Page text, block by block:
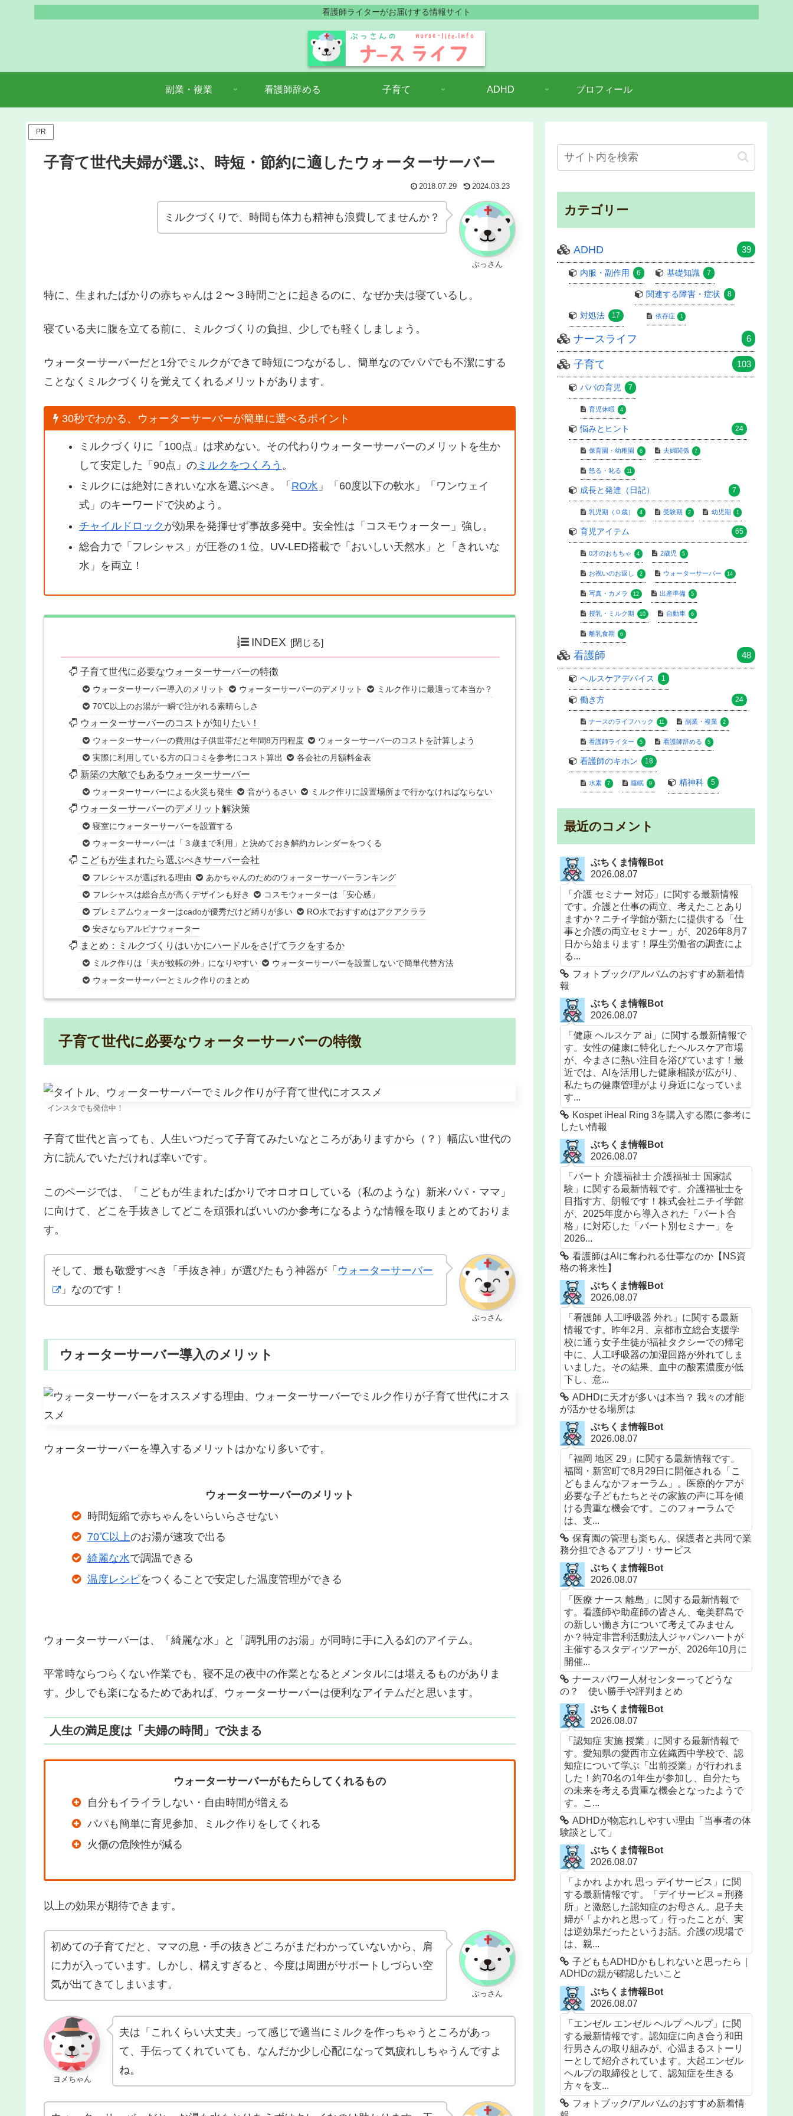
看護師ライターがお届けする情報サイト
副業・複業 看護師辞める 子育て ADHD プロフィール
PR
子育て世代夫婦が選ぶ、時短・節約に適したウォーターサーバー
2018.07.29 2024.03.23
ぶっさん
ミルクづくりで、時間も体力も精神も浪費してませんか？
特に、生まれたばかりの赤ちゃんは２〜３時間ごとに起きるのに、なぜか夫は寝ているし。
寝ている夫に腹を立てる前に、ミルクづくりの負担、少しでも軽くしましょう。
ウォーターサーバーだと1分でミルクができて時短につながるし、簡単なのでパパでも不潔にする
ことなくミルクづくりを覚えてくれるメリットがあります。
30秒でわかる、ウォーターサーバーが簡単に選べるポイント
ミルクづくりに「100点」は求めない。その代わりウォーターサーバーのメリットを生か
して安定した「90点」のミルクをつくろう 。
ミルクには絶対にきれいな水を選ぶべき。「 RO水 」「60度以下の軟水」「ワンウェイ
式」のキーワードで決めよう。
チャイルドロック が効果を発揮せず事故多発中。安全性は「コスモウォーター」強し。
総合力で「フレシャス」が圧巻の１位。UV-LED搭載で「おいしい天然水」と「きれいな
水」を両立！
INDEX
子育て世代に必要なウォーターサーバーの特徴
ウォーターサーバー導入のメリット ウォーターサーバーのデメリット
ミルク作りに最適って本当か？
70℃以上のお湯が一瞬で注がれる素晴らしさ
ウォーターサーバーのコストが知りたい！
ウォーターサーバーの費用は子供世帯だと年間8万円程度
ウォーターサーバーのコストを計算しよう
実際に利用している方の口コミを参考にコスト算出
各会社の月額料金表
新築の大敵でもあるウォーターサーバー
ウォーターサーバーによる火災も発生 音がうるさい ミルク作りに設置場所まで行かなければならない
ウォーターサーバーのデメリット解決策
寝室にウォーターサーバーを設置する
ウォーターサーバーは「３歳まで利用」と決めておき解約カレンダーをつくる
こどもが生まれたら選ぶべきサーバー会社
フレシャスが選ばれる理由
あかちゃんのためのウォーターサーバーランキング
フレシャスは総合点が高くデザインも好き
コスモウォーターは「安心感」
プレミアムウォーターはcadoが優秀だけど縛りが多い
RO水でおすすめはアクアクララ
安さならアルピナウォーター
まとめ：ミルクづくりはいかにハードルをさげてラクをするか
ミルク作りは「夫が蚊帳の外」になりやすい
ウォーターサーバーを設置しないで簡単代替方法
ウォーターサーバーとミルク作りのまとめ
子育て世代に必要なウォーターサーバーの特徴
インスタでも発信中！
子育て世代と言っても、人生いつだって子育てみたいなところがありますから（？）幅広い世代の
方に読んでいただければ幸いです。
このページでは、「こどもが生まれたばかりでオロオロしている（私のような）新米パパ・ママ」
に向けて、どこを手抜きしてどこを頑張ればいいのか参考になるような情報を取りまとめておりま
す。
ぶっさん
そして、最も敬愛すべき「手抜き神」が選びたもう神器が「 ウォーターサーバー
」なのです！
ウォーターサーバー導入のメリット
ウォーターサーバーを導入するメリットはかなり多いです。
ウォーターサーバーのメリット
時間短縮で赤ちゃんをいらいらさせない
70℃以上のお湯が速攻で出る
綺麗な水で調温できる
温度レシピをつくることで安定した温度管理ができる
ウォーターサーバーは、「綺麗な水」と「調乳用のお湯」が同時に手に入る幻のアイテム。
平常時ならつらくない作業でも、寝不足の夜中の作業となるとメンタルには堪えるものがありま
す。少しでも楽になるためであれば、ウォーターサーバーは便利なアイテムだと思います。
人生の満足度は「夫婦の時間」で決まる
ウォーターサーバーがもたらしてくれるもの
自分もイライラしない・自由時間が増える
パパも簡単に育児参加、ミルク作りをしてくれる
火傷の危険性が減る
以上の効果が期待できます。
ぶっさん
初めての子育てだと、ママの息・手の抜きどころがまだわかっていないから、肩
に力が入っています。しかし、構えすぎると、今度は周囲がサポートしづらい空
気が出てきてしまいます。
ヨメちゃん
夫は「これくらい大丈夫」って感じで適当にミルクを作っちゃうところがあっ
て、手伝ってくれていても、なんだか少し心配になって気疲れしちゃうんですよ
ね。
カテゴリー
ADHD 39
内服・副作用 6 基礎知識 7
対処法 17
関連する障害・症状 8
依存症 1
ナースライフ 6
子育て 103
パパの育児 7
育児休暇 4
悩みとヒント 24
保育園・幼稚園 6 夫婦関係 7
怒る・叱る 11
成長と発達（日記） 7
乳児期（０歳） 4 受験期 2 幼児期 1
育児アイテム 65
0才のおもちゃ 4 2歳児 5
お祝いのお返し 2 ウォーターサーバー 14
写真・カメラ 12 出産準備 5
授乳・ミルク期 10 自動車 6
離乳食期 6
看護師 48
ヘルスケアデバイス 1
働き方 24
ナースのライフハック 11 副業・複業 2
看護師ライター 5 看護師辞める 5
看護師のキホン 18
水素 7 睡眠 9 精神科 5
最近のコメント
ぶちくま情報Bot
2026.08.07
「介護 セミナー 対応」に関する最新情報
です。介護と仕事の両立、考えたことあり
ますか？ニチイ学館が新たに提供する「仕
事と介護の両立セミナー」が、2026年8月7
日から始まります！厚生労働省の調査によ
る...
フォトブック/アルバムのおすすめ新着情
報
ぶちくま情報Bot
2026.08.07
「健康 ヘルスケア ai」に関する最新情報で
す。女性の健康に特化したヘルスケア市場
が、今まさに熱い注目を浴びています！最
近では、AIを活用した健康相談が広がり、
私たちの健康管理がより身近になっていま
す...
Kospet iHeal Ring 3を購入する際に参考に
したい情報
ぶちくま情報Bot
2026.08.07
「パート 介護福祉士 介護福祉士 国家試
験」に関する最新情報です。介護福祉士を
目指す方、朗報です！株式会社ニチイ学館
が、2025年度から導入された「パート合
格」に対応した「パート別セミナー」を
2026...
看護師はAIに奪われる仕事なのか【NS資
格の将来性】
ぶちくま情報Bot
2026.08.07
「看護師 人工呼吸器 外れ」に関する最新
情報です。昨年2月、京都市立総合支援学
校に通う女子生徒が福祉タクシーでの帰宅
中に、人工呼吸器の加湿回路が外れてしま
いました。その結果、血中の酸素濃度が低
下し、意...
ADHDに天才が多いは本当？ 我々の才能
が活かせる場所は
ぶちくま情報Bot
2026.08.07
「福岡 地区 29」に関する最新情報です。
福岡・新宮町で8月29日に開催される「こ
どもまんなかフォーラム」。医療的ケアが
必要な子どもたちとその家族の声に耳を傾
ける貴重な機会です。このフォーラムで
は、支...
保育園の管理も楽ちん、保護者と共同で業
務分担できるアプリ・サービス
ぶちくま情報Bot
2026.08.07
「医療 ナース 離島」に関する最新情報で
す。看護師や助産師の皆さん、奄美群島で
の新しい働き方について考えてみません
か？特定非営利活動法人ジャパンハートが
主催するスタディツアーが、2026年10月に
開催...
ナースパワー人材センターってどうな
の？ 使い勝手や評判まとめ
ぶちくま情報Bot
2026.08.07
「認知症 実施 授業」に関する最新情報で
す。愛知県の愛西市立佐織西中学校で、認
知症について学ぶ「出前授業」が行われま
した！約70名の1年生が参加し、自分たち
の未来を考える貴重な機会となったようで
す。こ...
ADHDが物忘れしやすい理由「当事者の体
験談として」
ぶちくま情報Bot
2026.08.07
「よかれ よかれ 思っ デイサービス」に関
する最新情報です。「デイサービス＝刑務
所」と激怒した認知症のお母さん。息子夫
婦が「よかれと思って」行ったことが、実
は逆効果だったというお話。介護の現場で
は、親...
子どももADHDかもしれないと思ったら｜
ADHDの親が確認したいこと
ぶちくま情報Bot
2026.08.07
「エンゼル エンゼル ヘルプ ヘルプ」に関
する最新情報です。認知症に向き合う和田
行男さんの取り組みが、心温まるストーリ
ーとして紹介されています。大起エンゼル
ヘルプの取締役として、認知症を生きる
方々を支...
フォトブック/アルバムのおすすめ新着情